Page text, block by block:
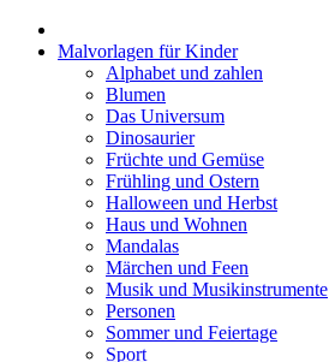
Malvorlagen für Kinder
Alphabet und zahlen
Blumen
Das Universum
Dinosaurier
Früchte und Gemüse
Frühling und Ostern
Halloween und Herbst
Haus und Wohnen
Mandalas
Märchen und Feen
Musik und Musikinstrumente
Personen
Sommer und Feiertage
Sport